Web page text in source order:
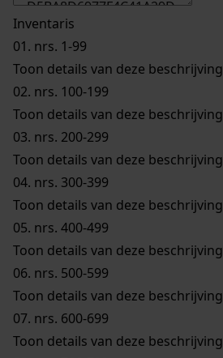
Inventaris
01. nrs. 1-99
Toon details van deze beschrijving
02. nrs. 100-199
Toon details van deze beschrijving
03. nrs. 200-299
Toon details van deze beschrijving
04. nrs. 300-399
Toon details van deze beschrijving
05. nrs. 400-499
Toon details van deze beschrijving
06. nrs. 500-599
Toon details van deze beschrijving
07. nrs. 600-699
Toon details van deze beschrijving